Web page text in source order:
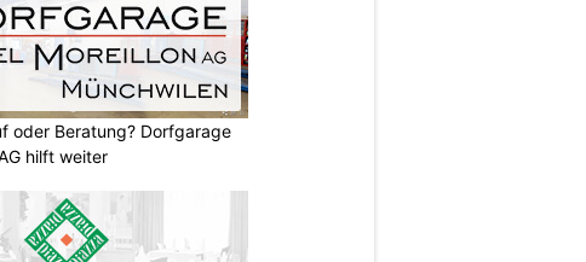
oder Beratung? Dorfgarage
hilft weiter